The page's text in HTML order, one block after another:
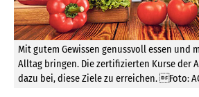
Mit gutem Gewissen genussvoll essen und
Alltag bringen. Die zertifizierten Kurse der
dazu bei, diese Ziele zu erreichen. Foto: